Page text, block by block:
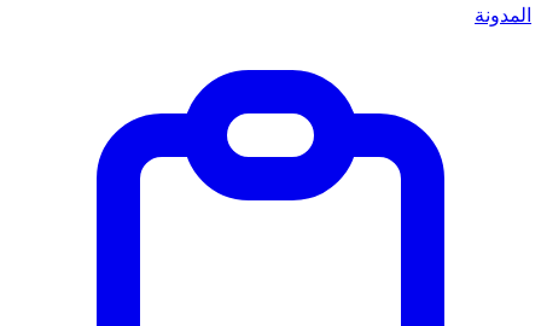
المدونة